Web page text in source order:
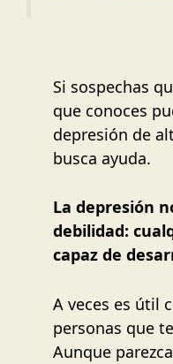
Si sospechas
que conoces
depresión de
busca ayuda.
La depresión
debilidad:
capaz de
A veces es útil
personas que
Aunque